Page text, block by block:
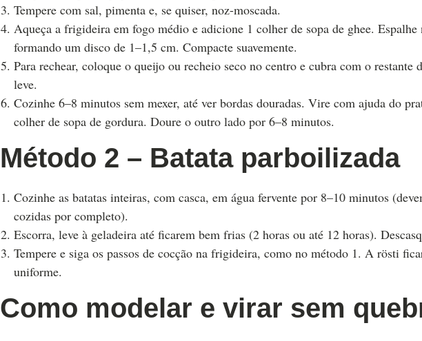
Tempere com sal, pimenta e, se quiser, noz-moscada.
Aqueça a frigideira em fogo médio e adicione 1 colher de sopa de ghee. Espalhe
formando um disco de 1–1,5 cm. Compacte suavemente.
Para rechear, coloque o queijo ou recheio seco no centro e cubra com o restante
leve.
Cozinhe 6–8 minutos sem mexer, até ver bordas douradas. Vire com ajuda do
colher de sopa de gordura. Doure o outro lado por 6–8 minutos.
Método 2 – Batata parboilizada
Cozinhe as batatas inteiras, com casca, em água fervente por 8–10 minutos
cozidas por completo).
Escorra, leve à geladeira até ficarem bem frias (2 horas ou até 12 horas).
Tempere e siga os passos de cocção na frigideira, como no método 1. A rösti
uniforme.
Como modelar e virar sem